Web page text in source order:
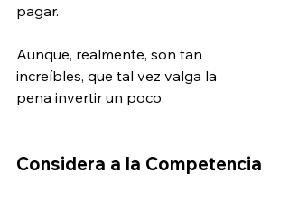
pagar.
Aunque, realmente, son tan
increíbles, que tal vez valga la
pena invertir un poco.
Considera a la Competencia